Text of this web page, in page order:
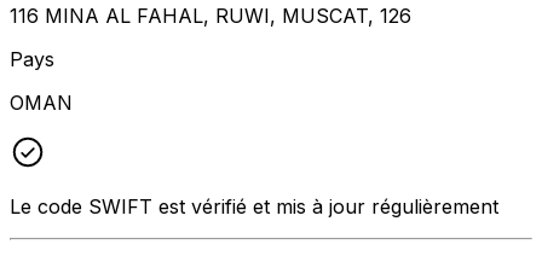
116 MINA AL FAHAL, RUWI, MUSCAT, 126
Pays
OMAN
Le code SWIFT est vérifié et mis à jour régulièrement